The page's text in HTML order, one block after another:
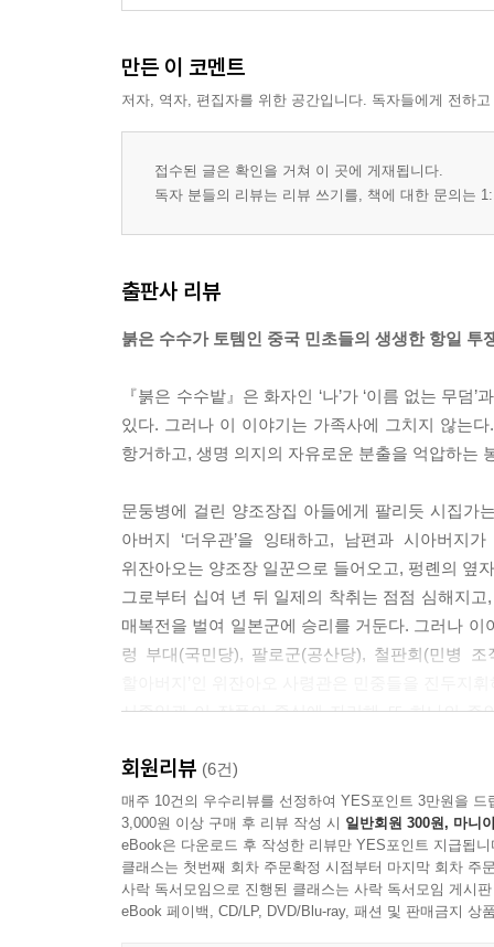
만든 이 코멘트
저자, 역자, 편집자를 위한 공간입니다. 독자들에게 전하
접수된 글은 확인을 거쳐 이 곳에 게재됩니다.
독자 분들의 리뷰는 리뷰 쓰기를, 책에 대한 문의는
출판사 리뷰
붉은 수수가 토템인 중국 민초들의 생생한 항일 투
『붉은 수수밭』은 화자인 ‘나’가 ‘이름 없는 무
있다. 그러나 이 이야기는 가족사에 그치지 않는
항거하고, 생명 의지의 자유로운 분출을 억압하는
문둥병에 걸린 양조장집 아들에게 팔리듯 시집가
아버지 ‘더우관’을 잉태하고, 남편과 시아버지
위잔아오는 양조장 일꾼으로 들어오고, 펑롄의 옆
그로부터 십여 년 뒤 일제의 착취는 점점 심해지
매복전을 벌여 일본군에 승리를 거둔다. 그러나
렁 부대(국민당), 팔로군(공산당), 철판회(민병
시종일관 이 작품의 중심에 자리해 또 하나의 주
수수만 심었”다고 한다. 자연재해 앞에서도 가장
민초들의 민족정신을 “붉은 수수밭”으로 나타낸 것
경직된 제도와 이념·문명에 갇히기 전,
살아 펄떡이는 생의 본능과
근원적이고 야성적인 기운에 대한 열망
회원리뷰 (6건)
매주 10건의 우수리뷰를 선정하여 YES포인트 3만원을 드
3,000원 이상 구매 후 리뷰 작성 시 일반회원 300원, 마니
eBook은 다운로드 후 작성한 리뷰만 YES포인트 지급됩니
클래스는 첫번째 회차 주문확정 시점부터 마지막 회차 주
사락 독서모임으로 진행된 클래스는 사락 독서모임 게시
eBook 페이백, CD/LP, DVD/Blu-ray, 패션 및 판매금지 상